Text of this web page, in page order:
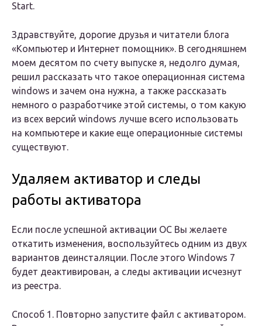
Start.
Здравствуйте, дорогие друзья и читатели блога
«Компьютер и Интернет помощник». В сегодняшнем
моем десятом по счету выпуске я, недолго думая,
решил рассказать что такое операционная система
windows и зачем она нужна, а также рассказать
немного о разработчике этой системы, о том какую
из всех версий windows лучше всего использовать
на компьютере и какие еще операционные системы
существуют.
Удаляем активатор и следы
работы активатора
Если после успешной активации ОС Вы желаете
откатить изменения, воспользуйтесь одним из двух
вариантов деинсталяции. После этого Windows 7
будет деактивирован, а следы активации исчезнут
из реестра.
Способ 1. Повторно запустите файл с активатором.